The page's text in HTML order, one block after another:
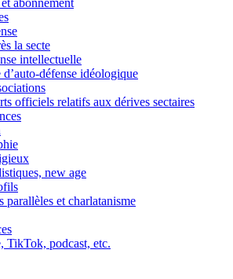
abonnement
la secte
intellectuelle
d’auto-défense idéologique
officiels relatifs aux dérives sectaires
new age
parallèles et charlatanisme
TikTok, podcast, etc.